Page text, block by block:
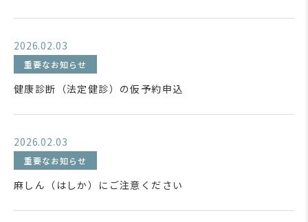
2026.02.03
重要なお知らせ
健康診断（法定健診）の仮予約申込
2026.02.03
重要なお知らせ
麻しん（はしか）にご注意ください